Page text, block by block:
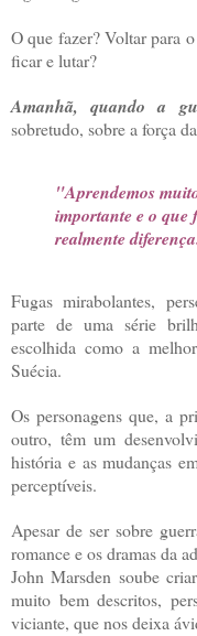
O que fazer? Voltar para
ficar e lutar?
Amanhã, quando a
sobretudo, sobre a força
"Aprendemos
importante e o que
realmente
Fugas mirabolantes,
parte de uma série
escolhida como a
Suécia.
Os personagens que, a
outro, têm um
história e as mudanças
perceptíveis.
Apesar de ser sobre
romance e os dramas da
John Marsden soube
muito bem descritos,
viciante, que nos deixa